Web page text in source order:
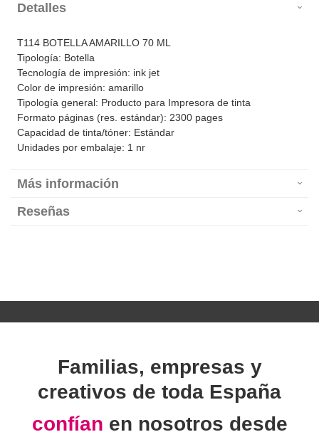
Detalles
T114 BOTELLA AMARILLO 70 ML
Tipología: Botella
Tecnología de impresión: ink jet
Color de impresión: amarillo
Tipología general: Producto para Impresora de tinta
Formato páginas (res. estándar): 2300 pages
Capacidad de tinta/tóner: Estándar
Unidades por embalaje: 1 nr
Más información
Reseñas
Familias, empresas y
creativos de toda España
confían en nosotros desde